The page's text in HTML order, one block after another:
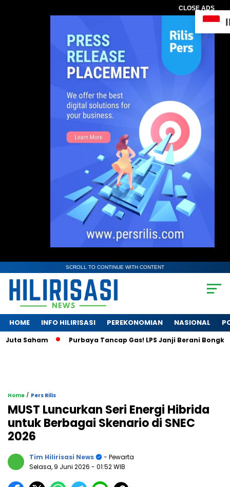
CLOSE ADS
SCROLL TO CONTINUE WITH CONTENT
HOME INFO HILIRISASI PEREKONOMIAN NASIONAL
Saham Purbaya Tancap Gas! LPS Janji Berani Bongkar
Home / Pers Rilis
MUST Luncurkan Seri Energi Hibrida
untuk Berbagai Skenario di SNEC
2026
Tim Hilirisasi News
- Pewarta
Selasa, 9 Juni 2026 - 01:52 WIB